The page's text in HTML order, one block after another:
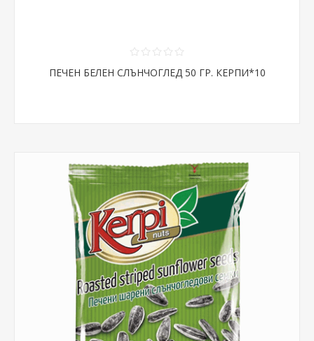
ПЕЧЕН БЕЛЕН СЛЪНЧОГЛЕД 50 ГР. КЕРПИ*10